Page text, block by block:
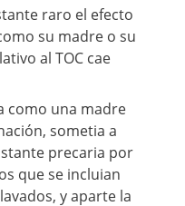
raro el efecto
su madre o su
al TOC cae
como una madre
sometia a
precaria por
que se incluian
y aparte la